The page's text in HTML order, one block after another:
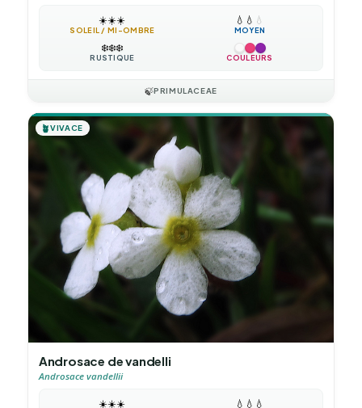
☀️☀️☀️
SOLEIL / MI-OMBRE
💧 💧 💧
MOYEN
❄️❄️❄️
RUSTIQUE COULEURS
🍃PRIMULACEAE
🪴VIVACE
Androsace de vandelli
Androsace vandellii
☀️☀️☀️ 💧 💧 💧